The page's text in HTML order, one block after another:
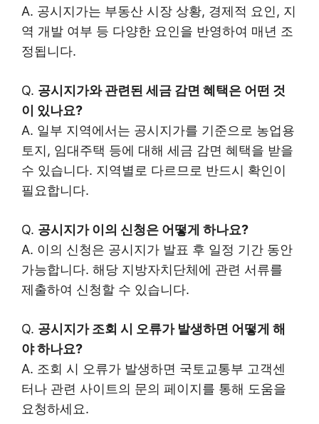
A. 공시지가는 부동산 시장 상황, 경제적 요인, 지
역 개발 여부 등 다양한 요인을 반영하여 매년 조
정됩니다.
Q. 공시지가와 관련된 세금 감면 혜택은 어떤 것
이 있나요?
A. 일부 지역에서는 공시지가를 기준으로 농업용
토지, 임대주택 등에 대해 세금 감면 혜택을 받을
수 있습니다. 지역별로 다르므로 반드시 확인이
필요합니다.
Q. 공시지가 이의 신청은 어떻게 하나요?
A. 이의 신청은 공시지가 발표 후 일정 기간 동안
가능합니다. 해당 지방자치단체에 관련 서류를
제출하여 신청할 수 있습니다.
Q. 공시지가 조회 시 오류가 발생하면 어떻게 해
야 하나요?
A. 조회 시 오류가 발생하면 국토교통부 고객센
터나 관련 사이트의 문의 페이지를 통해 도움을
요청하세요.